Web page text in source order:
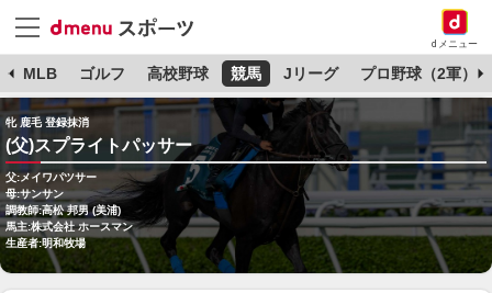
dメニュー
MLB ゴルフ 高校野球 競馬 Jリーグ プロ野球（2軍）
牝 鹿毛 登録抹消
(父)スプライトパッサー
父:メイワパツサー
母:サンサン
調教師:高松 邦男 (美浦)
馬主:株式会社 ホースマン
生産者:明和牧場